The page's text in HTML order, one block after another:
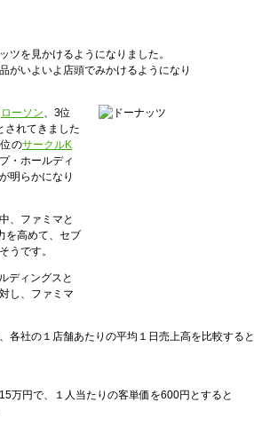
ツを見かけるようになりました。
がいよいよ店頭でみかけるようになり
ローソン、3位
されてきました
のサークルK
・ホールディ
明らかになり
、ファミマと
を高めて、セブ
うです。
ディングスと
し、ファミマ
各社の１店舗あたりの平均１日売上高を比較すると
万円で、１人当たりの客単価を600円とすると